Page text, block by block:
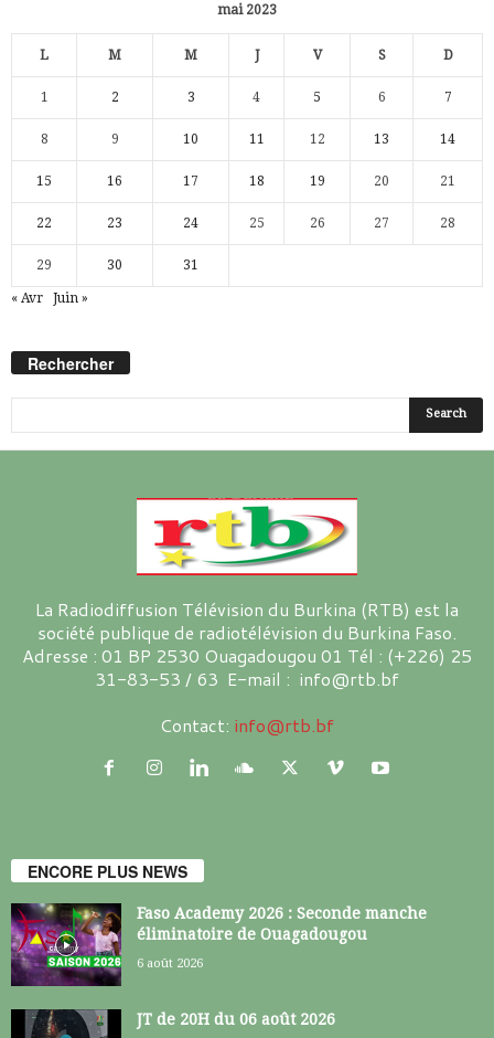
mai 2023
L M M J V S D
1 2 3 4 5 6 7
8 9 10 11 12 13 14
15 16 17 18 19 20 21
22 23 24 25 26 27 28
29 30 31
« Avr Juin »
Rechercher
La Radiodiffusion Télévision du Burkina (RTB) est la
société publique de radiotélévision du Burkina Faso.
Adresse : 01 BP 2530 Ouagadougou 01 Tél : (+226) 25
31-83-53 / 63 E-mail : info@rtb.bf
Contact: info@rtb.bf
ENCORE PLUS NEWS
Faso Academy 2026 : Seconde manche
éliminatoire de Ouagadougou
6 août 2026
JT de 20H du 06 août 2026